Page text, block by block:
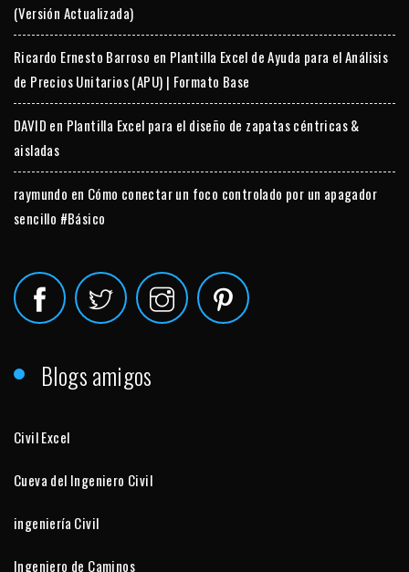
(Versión Actualizada)
Ricardo Ernesto Barroso en Plantilla Excel de Ayuda para el Análisis
de Precios Unitarios (APU) | Formato Base
DAVID en Plantilla Excel para el diseño de zapatas céntricas &
aisladas
raymundo en Cómo conectar un foco controlado por un apagador
sencillo #Básico
Blogs amigos
Civil Excel
Cueva del Ingeniero Civil
ingeniería Civil
Ingeniero de Caminos